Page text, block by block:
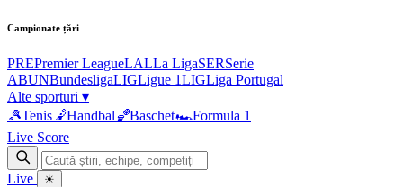
Campionate țări
PREPremier LeagueLALLa LigaSERSerie
ABUNBundesligaLIGLigue 1LIGLiga Portugal
Alte sporturi ▾
🎾Tenis 🤾Handbal🏀Baschet🏎Formula 1
Live Score
Live ☀